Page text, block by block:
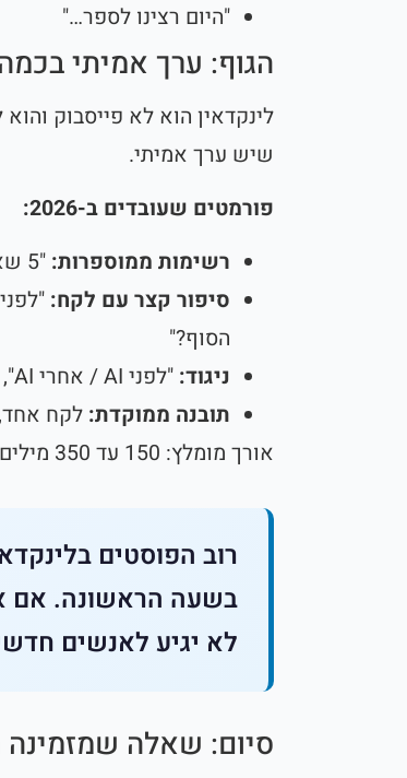
"היום רצינו לספר…"
הגוף: ערך אמיתי
לינקדאין הוא לא פייסבוק
שיש ערך אמיתי.
פורמטים שעובדים ב-2026:
רשימות ממוספרות: "5 שאלות שכדאי לשאול לפני שמשיקים קמפיין"
סיפור קצר עם לקח:
הסוף?"
ניגוד: "לפני AI / אחרי AI", "מה שחשבנו / מה שגילינו"
תובנה ממוקדת: לקח
אורך מומלץ: 150 עד 350 מילים. מעל 400 מילים כבר קשה לשמור על קוראים.
לא יגיע לאנשים
סיום: שאלה שמזמינה